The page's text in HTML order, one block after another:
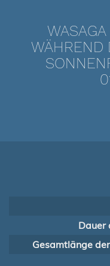
WÄHREND
Dauer
Gesamtlänge